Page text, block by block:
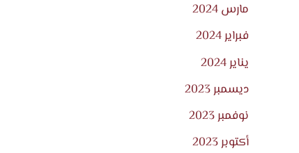
مارس 2024
فبراير 2024
يناير 2024
ديسمبر 2023
نوفمبر 2023
أكتوبر 2023